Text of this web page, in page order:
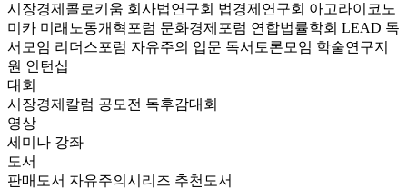
시장경제콜로키움 회사법연구회 법경제연구회 아고라이코노
미카 미래노동개혁포럼 문화경제포럼 연합법률학회 LEAD 독
서모임 리더스포럼 자유주의 입문 독서토론모임 학술연구지
원 인턴십
대회
시장경제칼럼 공모전 독후감대회
영상
세미나 강좌
도서
판매도서 자유주의시리즈 추천도서